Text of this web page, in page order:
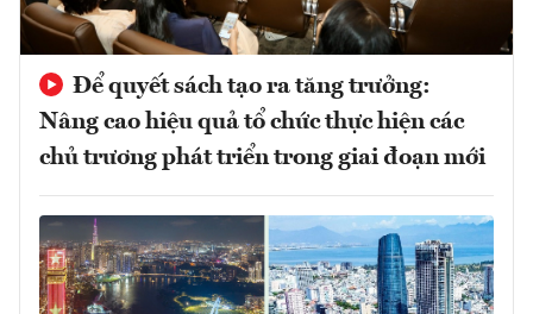
Để quyết sách tạo ra tăng trưởng:
Nâng cao hiệu quả tổ chức thực hiện các
chủ trương phát triển trong giai đoạn mới